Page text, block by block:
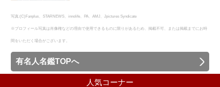
写真:(C)Fanplus、STARNEWS、innolife、PA、AMJ、Jpictures Syndicate
※プロフィール写真は肖像権などの理由で使用できるものに限りがあるため、掲載不可、または掲載までにお時
間をいただく場合がございます。
有名人名鑑TOPへ
人気コーナー